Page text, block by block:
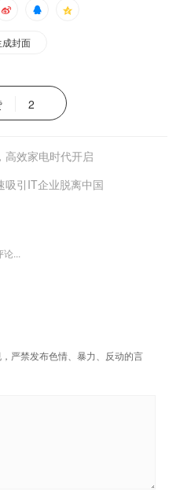
成封面
2
高效家电时代开启
吸引IT企业脱离中国
...
严禁发布色情、暴力、反动的言